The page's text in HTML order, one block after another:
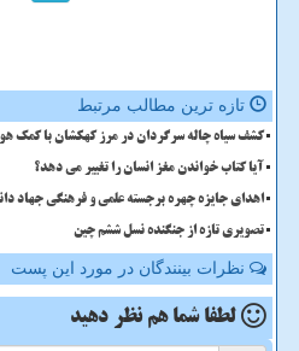
تازه ترین مطالب مرتبط
کشف سیاه چاله سرگردان در مرز کهکشان با کمک
آیا کتاب خواندن مغز انسان را تغییر می دهد؟
اهدای جایزه چهره برجسته علمی و فرهنگی جهاد
تصویری تازه از جنگنده نسل ششم چین
نظرات بینندگان در مورد این پست
لطفا شما هم نظر دهید